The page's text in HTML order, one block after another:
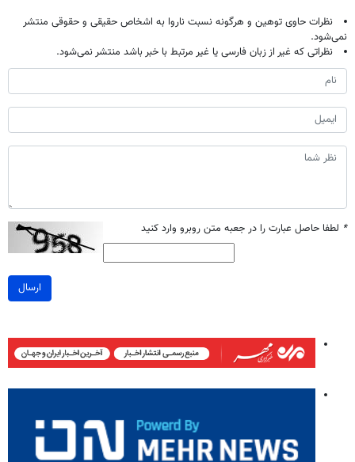
نظرات حاوی توهین و هرگونه نسبت ناروا به اشخاص حقیقی و حقوقی منتشر
نمی‌شود.
نظراتی که غیر از زبان فارسی یا غیر مرتبط با خبر باشد منتشر نمی‌شود.
* لطفا حاصل عبارت را در جعبه متن روبرو وارد کنید
ارسال